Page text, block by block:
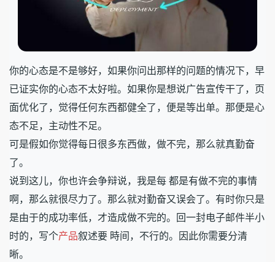
你的心态是不是够好，如果你问出那样的问题的情况下，早
已证实你的心态不太好啦。如果你是想说广告宣传干了，页
面优化了，觉得任何东西都健全了，便是等出单。那便是心
态不足，主动性不足。
可是假如你觉得每日很多东西做，做不完，那么就真勤奋
了。
说到这儿，你也许会争辩说，我是每 都是有做不完的事情
啊，那么就很尽力了。那么就对勤奋又误会了。有时你只是
是由于的成功率低，才造成做不完的。回一封电子邮件半小
时的，写个产品叙述要 時间，不行的。因此你需要分清
晰。